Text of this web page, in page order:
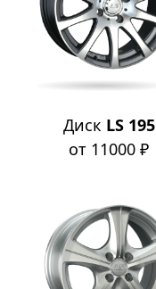
Диск LS 195
от 11000 ₽